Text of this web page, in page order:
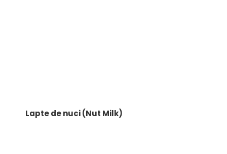
Lapte de nuci (Nut Milk)